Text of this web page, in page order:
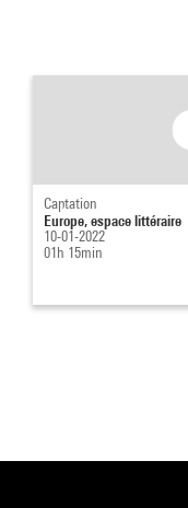
Captation
Europe, espace littéraire
10-01-2022
01h 15min